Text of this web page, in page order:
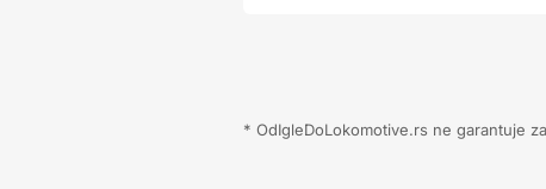
* OdIgleDoLokomotive.rs ne garantuje